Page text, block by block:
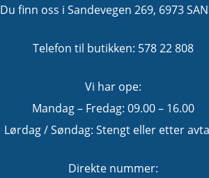
Du finn oss i Sandevegen 269, 6973
Telefon til butikken: 578 22 808
Vi har ope:
Mandag – Fredag: 09.00 – 16.00
Lørdag / Søndag: Stengt eller etter
Direkte nummer: